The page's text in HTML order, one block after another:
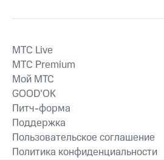
MTС Live
MTС Premium
Мой МТС
GOOD’OK
Питч-форма
Поддержка
Пользовательское соглашение
Политика конфиденциальности